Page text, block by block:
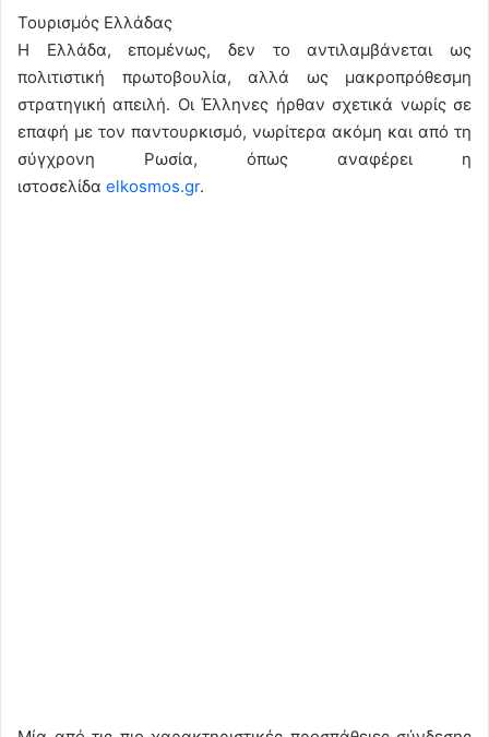
Τουρισμός Ελλάδας
Η Ελλάδα, επομένως, δεν το αντιλαμβάνεται ως
πολιτιστική πρωτοβουλία, αλλά ως μακροπρόθεσμη
στρατηγική απειλή. Οι Έλληνες ήρθαν σχετικά νωρίς σε
επαφή με τον παντουρκισμό, νωρίτερα ακόμη και από τη
σύγχρονη Ρωσία, όπως αναφέρει η
ιστοσελίδα elkosmos.gr.